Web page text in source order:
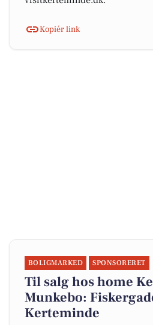
Kopiér link
BOLIGMARKED SPONSORERET
Til salg hos home
Munkebo:
Kerteminde